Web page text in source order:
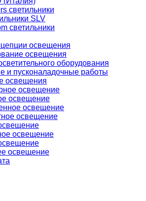
светильники
SLV
светильники
освещения
освещения
оборудования
и пусконаладочные работы
освещения
освещение
освещение
освещение
освещение
освещение
освещение